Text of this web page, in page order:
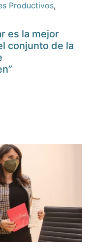
Productivos,
es la mejor
conjunto de la